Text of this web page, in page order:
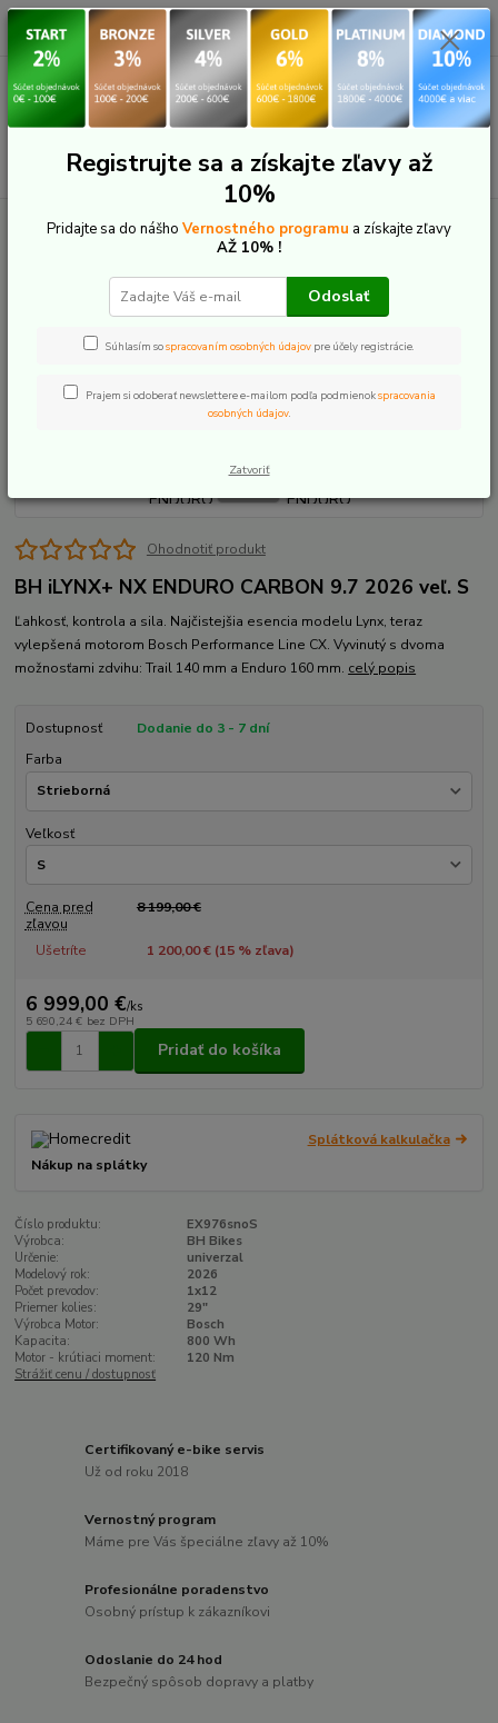
Menu
EUR
Hľadať
+421 907 20 22 33
(Po-Pia: 9:00-16:00)
za0,00 €
Elektrobicykle Celoodpružené BH Bikes
BH iLYNX+ NX
ENDURO CARBON 9.7 2026
BH iLYNX+ NX ENDURO CARBON
9.7 2026
Ohodnotiť produkt
BH iLYNX+ NX ENDURO CARBON 9.7 2026 veľ. S
Ľahkosť, kontrola a sila. Najčistejšia esencia modelu Lynx, teraz
vylepšená motorom Bosch Performance Line CX. Vyvinutý s dvoma
možnosťami zdvihu: Trail 140 mm a Enduro 160 mm. celý popis
Dostupnosť
Dodanie do 3 - 7 dní
Farba
Veľkosť
Cena pred
zľavou
8 199,00 €
Ušetríte 1 200,00 € (15% zľava)
6 999,00 €/ks
5 690,24 € bez DPH
Pridať do košíka
Splátková kalkulačka
Nákup na splátky
Číslo produktu:
EX976snoS
Výrobca:
BH Bikes
Určenie:
univerzal
Modelový rok:
2026
Počet prevodov:
1x12
Priemer kolies:
29"
Výrobca Motor:
Bosch
Kapacita:
800 Wh
Motor - krútiaci moment:
120 Nm
Strážiť cenu / dostupnosť
Certifikovaný e-bike servis
Už od roku 2018
Vernostný program
Máme pre Vás špeciálne zľavy až 10%
Profesionálne poradenstvo
Osobný prístup k zákazníkovi
Odoslanie do 24 hod
Bezpečný spôsob dopravy a platby
Registrujte sa a získajte zľavy až
10%
Pridajte sa do nášho Vernostného programu a získajte zľavy
AŽ 10% !
Odoslať
Súhlasím sospracovaním osobných údajov pre účely registrácie.
Prajem si odoberať newslettere e-mailom podľa podmienokspracovania
osobných údajov.
Zatvoriť